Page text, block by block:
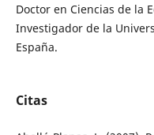
Doctor en Ciencias de la
Investigador de la
España.
Citas